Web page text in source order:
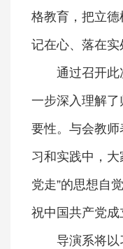
格教育，把立
记在心、落在实
通过召开
一步深入理解
要性。与会教
习和实践中，大
党走”的思想自
祝中国共产党成
导演系将以